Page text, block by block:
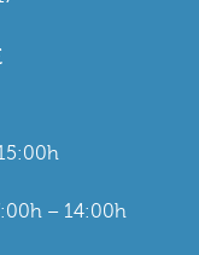
– 14:00h